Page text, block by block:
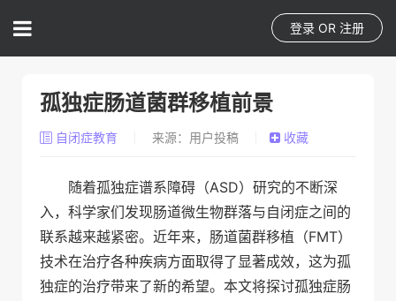
登录 OR 注册
孤独症肠道菌群移植前景
自闭症教育 来源：用户投稿 收藏
随着孤独症谱系障碍（ASD）研究的不断深
入，科学家们发现肠道微生物群落与自闭症之间的
联系越来越紧密。近年来，肠道菌群移植（FMT）
技术在治疗各种疾病方面取得了显著成效，这为孤
独症的治疗带来了新的希望。本文将探讨孤独症肠